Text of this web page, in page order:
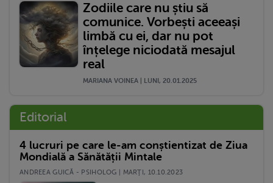
Zodiile care nu știu să
comunice. Vorbești aceeași
limbă cu ei, dar nu pot
înțelege niciodată mesajul
real
MARIANA VOINEA | LUNI, 20.01.2025
Editorial
4 lucruri pe care le-am conștientizat de Ziua
Mondială a Sănătății Mintale
ANDREEA GUICĂ - PSIHOLOG | MARŢI, 10.10.2023